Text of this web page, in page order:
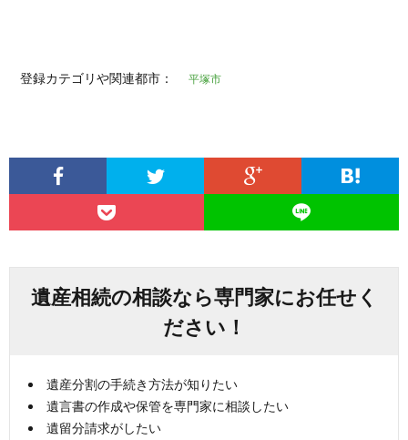
登録カテゴリや関連都市： 平塚市
遺産相続の相談なら専門家にお任せく
ださい！
遺産分割の手続き方法が知りたい
遺言書の作成や保管を専門家に相談したい
遺留分請求がしたい